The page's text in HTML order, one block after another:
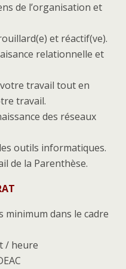
de l’organisation et
et réactif(ve).
relationnelle et
travail tout en
travail.
des réseaux
outils informatiques.
de la Parenthèse.
minimum dans le cadre
/ heure